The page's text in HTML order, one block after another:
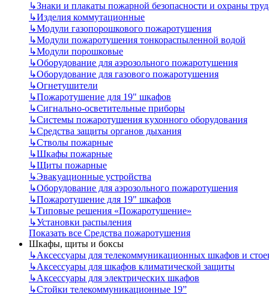
↳Знаки и плакаты пожарной безопасности и охраны
↳Изделия коммутационные
↳Модули газопорошкового пожаротушения
↳Модули пожаротушения тонкораспыленной водой
↳Модули порошковые
↳Оборудование для аэрозольного пожаротушения
↳Оборудование для газового пожаротушения
↳Огнетушители
↳Пожаротушение для 19" шкафов
↳Сигнально-осветительные приборы
↳Системы пожаротушения кухонного оборудования
↳Средства защиты органов дыхания
↳Стволы пожарные
↳Шкафы пожарные
↳Щиты пожарные
↳Эвакуационные устройства
↳Оборудование для аэрозольного пожаротушения
↳Пожаротушение для 19" шкафов
↳Типовые решения «Пожаротушение»
↳Установки распыления
Показать все Средства пожаротушения
Шкафы, щиты и боксы
↳Аксессуары для телекоммуникационных шкафов и
↳Аксессуары для шкафов климатической защиты
↳Аксессуары для электрических шкафов
↳Стойки телекоммуникационные 19”